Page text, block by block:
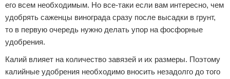
его всем необходимым. Но все-таки если вам интересно, чем
удобрять саженцы винограда сразу после высадки в грунт,
то в первую очередь нужно делать упор на фосфорные
удобрения.
Калий влияет на количество завязей и их размеры. Поэтому
калийные удобрения необходимо вносить незадолго до того